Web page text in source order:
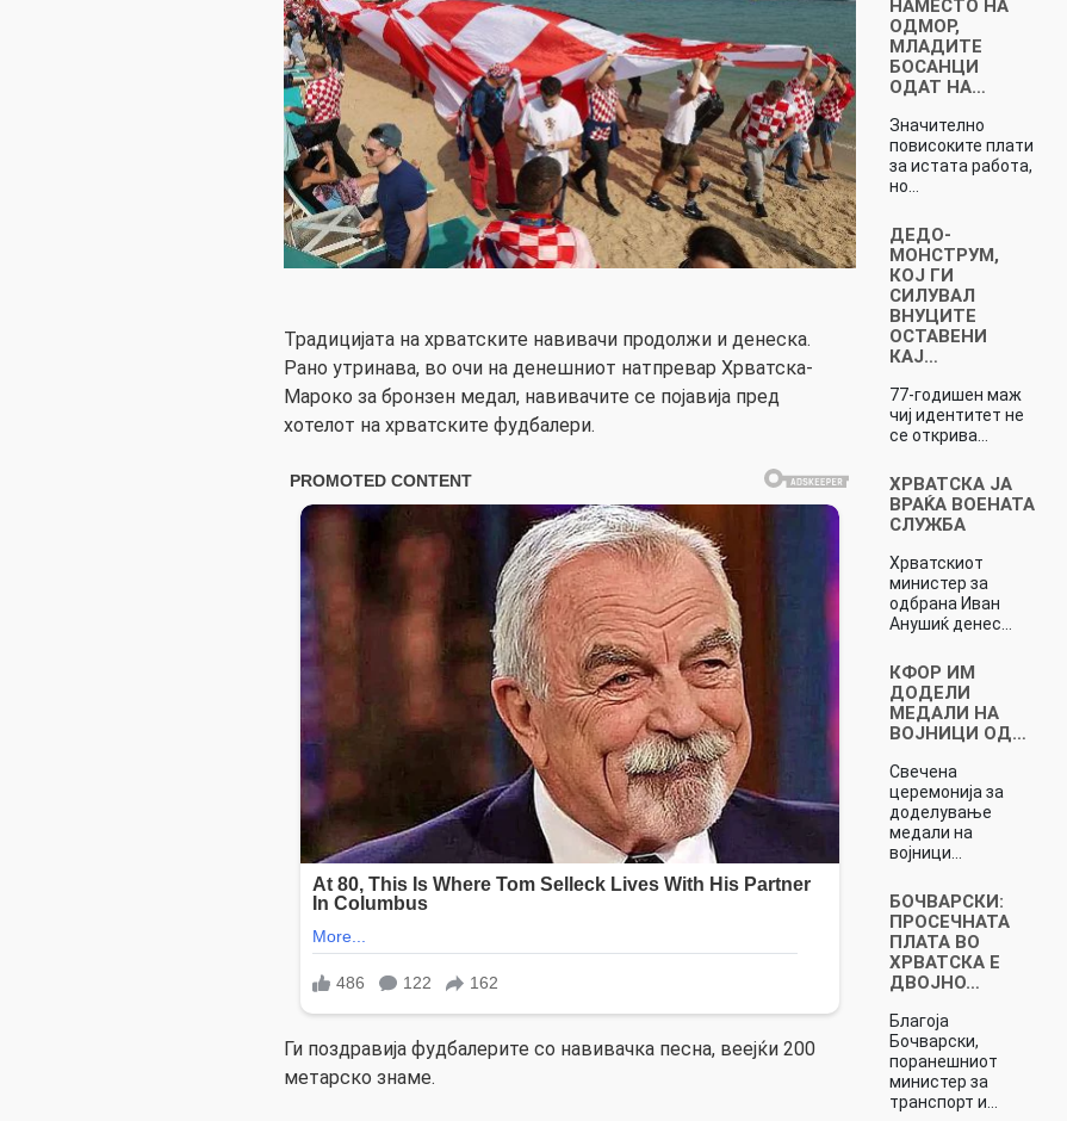
Традицијата на хрватските навивачи продолжи и денеска.
Рано утринава, во очи на денешниот натпревар Хрватска-
Мароко за бронзен медал, навивачите се појавија пред
хотелот на хрватските фудбалери.
Ги поздравија фудбалерите со навивачка песна, веејќи 200
метарско знаме.
НАМЕСТО НА
ОДМОР,
МЛАДИТЕ
БОСАНЦИ
ОДАТ НА…
Значително
повисоките плати
за истата работа,
но…
ДЕДО-
МОНСТРУМ,
КОЈ ГИ
СИЛУВАЛ
ВНУЦИТЕ
ОСТАВЕНИ
КАЈ…
77-годишен маж
чиј идентитет не
се открива…
ХРВАТСКА ЈА
ВРАЌА ВОЕНАТА
СЛУЖБА
Хрватскиот
министер за
одбрана Иван
Анушиќ денес…
КФОР ИМ
ДОДЕЛИ
МЕДАЛИ НА
ВОЈНИЦИ ОД…
Свечена
церемонија за
доделување
медали на
војници…
БОЧВАРСКИ:
ПРОСЕЧНАТА
ПЛАТА ВО
ХРВАТСКА Е
ДВОЈНО…
Благоја
Бочварски,
поранешниот
министер за
транспорт и…